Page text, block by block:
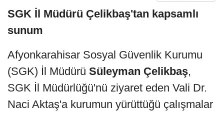
SGK İl Müdürü Çelikbaş'tan kapsamlı
sunum
Afyonkarahisar Sosyal Güvenlik Kurumu
(SGK) İl Müdürü Süleyman Çelikbaş,
SGK İl Müdürlüğü'nü ziyaret eden Vali Dr.
Naci Aktaş'a kurumun yürüttüğü çalışmalar